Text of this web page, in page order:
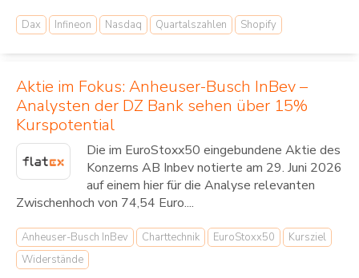
Dax Infineon Nasdaq Quartalszahlen Shopify
Aktie im Fokus: Anheuser-Busch InBev –
Analysten der DZ Bank sehen über 15%
Kurspotential
Die im EuroStoxx50 eingebundene Aktie des
Konzerns AB Inbev notierte am 29. Juni 2026
auf einem hier für die Analyse relevanten
Zwischenhoch von 74,54 Euro....
Anheuser-Busch InBev Charttechnik EuroStoxx50
Kursziel
Widerstände